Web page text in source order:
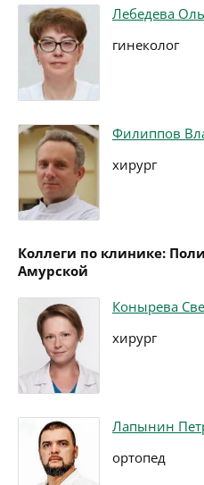
Лебедева
гинеколог
Филиппов
хирург
Коллеги по клинике:
Амурской
Конырева
хирург
Лапынин
ортопед